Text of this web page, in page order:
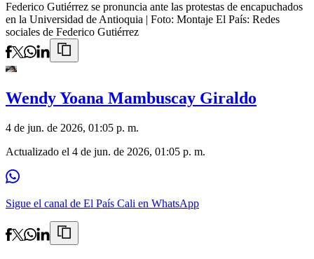
Federico Gutiérrez se pronuncia ante las protestas de encapuchados
en la Universidad de Antioquia | Foto: Montaje El País: Redes
sociales de Federico Gutiérrez
Wendy Yoana Mambuscay Giraldo
4 de jun. de 2026, 01:05 p. m.
Actualizado el 4 de jun. de 2026, 01:05 p. m.
Sigue el canal de El País Cali en WhatsApp